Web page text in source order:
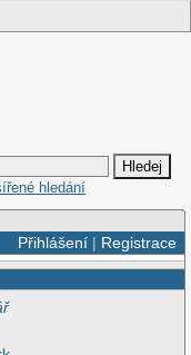
hledání
Přihlášení| Registrace